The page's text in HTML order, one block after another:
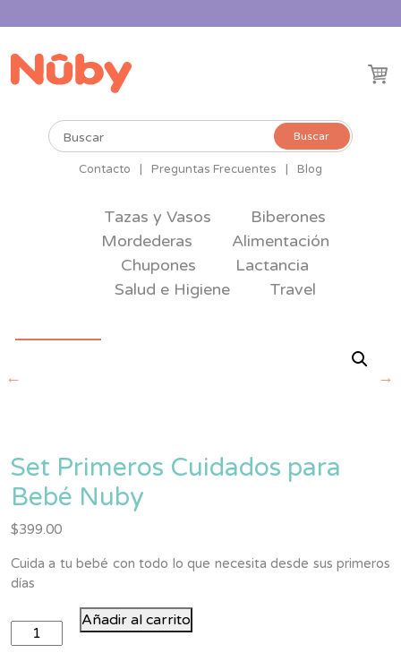
Buscar
Buscar
Contacto Preguntas Frecuentes Blog
Tazas y Vasos
Biberones
Mordederas
Alimentación
Chupones
Lactancia
Salud e Higiene
Travel
Set Primeros Cuidados para
Bebé Nuby
$399.00
Cuida a tu bebé con todo lo que necesita desde sus primeros
días
Set
Primeros
Añadir al carrito